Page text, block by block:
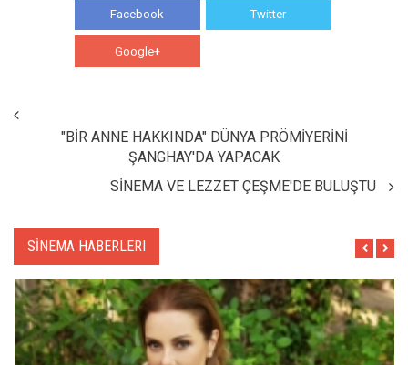
Facebook Twitter
Google+
"BİR ANNE HAKKINDA" DÜNYA PRÖMİYERİNİ
ŞANGHAY'DA YAPACAK
SİNEMA VE LEZZET ÇEŞME'DE BULUŞTU
SİNEMA HABERLERI